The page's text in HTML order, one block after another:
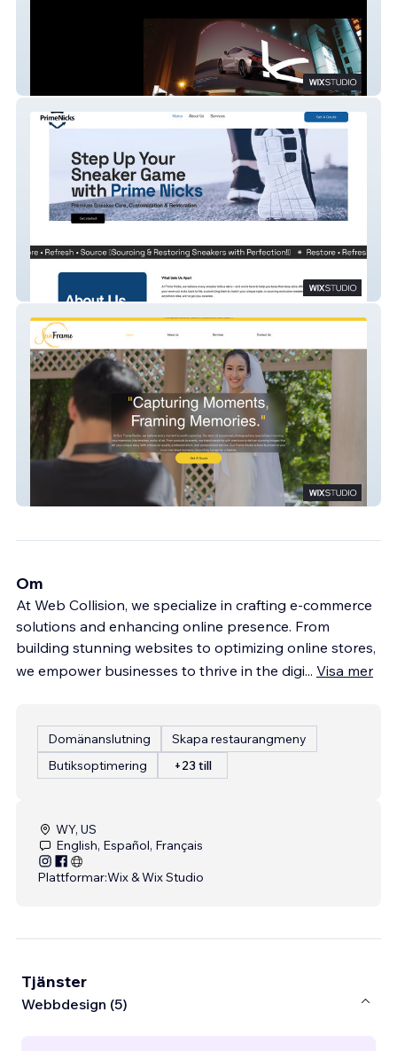
Om
At Web Collision, we specialize in crafting e-commerce
solutions and enhancing online presence. From
building stunning websites to optimizing online stores,
we empower businesses to thrive in the digi... Visa mer
Domänanslutning
Skapa restaurangmeny
Butiksoptimering
+23 till
WY, US
English, Español, Français
Plattformar:Wix & Wix Studio
Tjänster
Webbdesign (5)